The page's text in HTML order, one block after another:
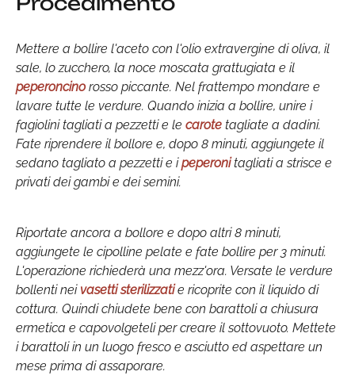
Mettere a bollire l'aceto con l'olio extravergine di oliva, il
sale, lo zucchero, la noce moscata grattugiata e il
peperoncinorosso piccante. Nel frattempo mondare e
lavare tutte le verdure. Quando inizia a bollire, unire i
fagiolini tagliati a pezzetti e le carote tagliate a dadini.
Fate riprendere il bollore e, dopo 8 minuti, aggiungete il
sedano tagliato a pezzetti e ipeperonitagliati a strisce e
privati dei gambi e dei semini.
Riportate ancora a bollore e dopo altri 8 minuti,
aggiungete le cipolline pelate e fate bollire per 3 minuti.
L'operazione richiederà una mezz'ora. Versate le verdure
bollenti nei vasetti sterilizzatie ricoprite con il liquido di
cottura. Quindi chiudete bene con barattoli a chiusura
ermetica e capovolgeteli per creare il sottovuoto. Mettete
i barattoli in un luogo fresco e asciutto ed aspettare un
mese prima di assaporare.